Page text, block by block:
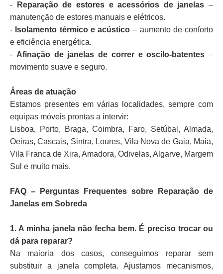
-
Reparação de estores e acessórios de janelas –
manutenção de estores manuais e elétricos.
- Isolamento térmico e acústico – aumento de conforto
e eficiência energética.
- Afinação de janelas de correr e oscilo-batentes –
movimento suave e seguro.
Áreas de atuação
Estamos presentes em várias localidades, sempre com
equipas móveis prontas a intervir:
Lisboa, Porto, Braga, Coimbra, Faro, Setúbal, Almada,
Oeiras, Cascais, Sintra, Loures, Vila Nova de Gaia, Maia,
Vila Franca de Xira, Amadora, Odivelas, Algarve, Margem
Sul e muito mais.
FAQ – Perguntas Frequentes sobre Reparação de
Janelas em Sobreda
1. A minha janela não fecha bem. É preciso trocar ou
dá para reparar?
Na maioria dos casos, conseguimos reparar sem
substituir a janela completa. Ajustamos mecanismos,